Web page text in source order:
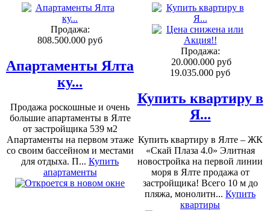
Продажа:
808.500.000 руб
Апартаменты Ялта
ку...
Продажа роскошные и очень
большие апартаменты в Ялте
от застройщика 539 м2
Апартаменты на первом этаже
со своим бассейном и местами
для отдыха. П... Купить
апартаменты
Продажа:
20.000.000 руб
19.035.000 руб
Купить квартиру в
Я...
Купить квартиру в Ялте – ЖК
«Скай Плаза 4.0» Элитная
новостройка на первой линии
моря в Ялте продажа от
застройщика! Всего 10 м до
пляжа, монолитн... Купить
квартиры